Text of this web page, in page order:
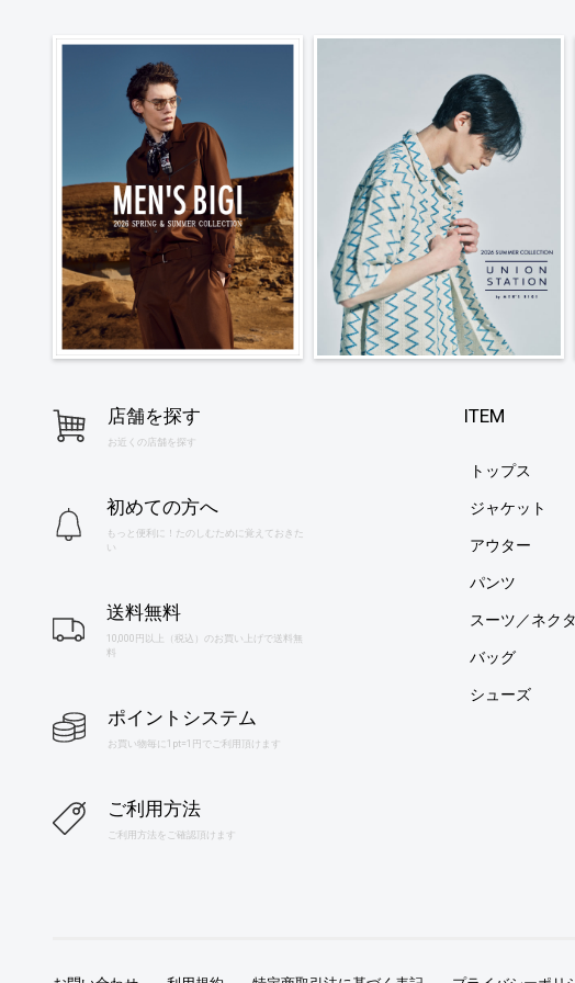
店舗を探す
お近くの店舗を探す
初めての方へ
もっと便利に！たのしむために覚えておきた
い
送料無料
10,000円以上（税込）のお買い上げで送料無
料
ポイントシステム
お買い物毎に1pt=1円でご利用頂けます
ご利用方法
ご利用方法をご確認頂けます
ITEM
トップス
ジャケット
アウター
パンツ
スーツ／ネク
バッグ
シューズ